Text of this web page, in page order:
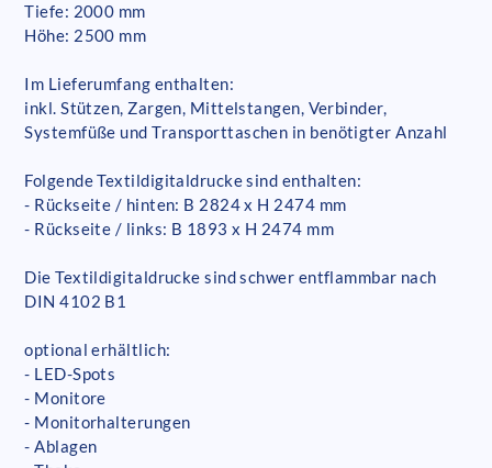
Tiefe: 2000 mm
Höhe: 2500 mm
Im Lieferumfang enthalten:
inkl. Stützen, Zargen, Mittelstangen, Verbinder,
Systemfüße und Transporttaschen in benötigter Anzahl
Folgende Textildigitaldrucke sind enthalten:
- Rückseite / hinten: B 2824 x H 2474 mm
- Rückseite / links: B 1893 x H 2474 mm
Die Textildigitaldrucke sind schwer entflammbar nach
DIN 4102 B1
optional erhältlich:
- LED-Spots
- Monitore
- Monitorhalterungen
- Ablagen